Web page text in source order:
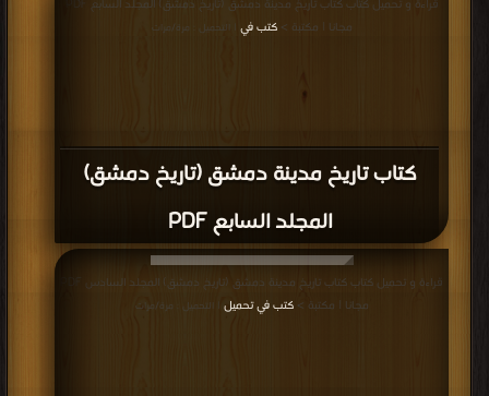
كتاب تاريخ مدينة دمشق (تاريخ دمشق)
المجلد السابع PDF
مجانا | مكتبة >كتب في | التحميل : مرة/مرات
مجانا | مكتبة >كتب في تحميل | التحميل : مرة/مرات